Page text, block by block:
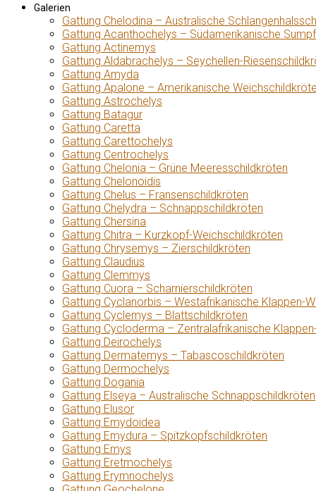
Galerien
Gattung Chelodina – Australische
Gattung Acanthochelys – Südamerikanische
Gattung Actinemys
Gattung Aldabrachelys – Seychellen-
Gattung Amyda
Gattung Apalone – Amerikanische
Gattung Astrochelys
Gattung Batagur
Gattung Caretta
Gattung Carettochelys
Gattung Centrochelys
Gattung Chelonia – Grüne Meeresschildkröten
Gattung Chelonoidis
Gattung Chelus – Fransenschildkröten
Gattung Chelydra – Schnappschildkröten
Gattung Chersina
Gattung Chitra – Kurzkopf-Weichschildkröten
Gattung Chrysemys – Zierschildkröten
Gattung Claudius
Gattung Clemmys
Gattung Cuora – Scharnierschildkröten
Gattung Cyclanorbis – Westafrikanische Klappen-
Gattung Cyclemys – Blattschildkröten
Gattung Cycloderma – Zentralafrikanische
Gattung Deirochelys
Gattung Dermatemys – Tabascoschildkröten
Gattung Dermochelys
Gattung Dogania
Gattung Elseya – Australische Schnappschildkröten
Gattung Elusor
Gattung Emydoidea
Gattung Emydura – Spitzkopfschildkröten
Gattung Emys
Gattung Eretmochelys
Gattung Erymnochelys